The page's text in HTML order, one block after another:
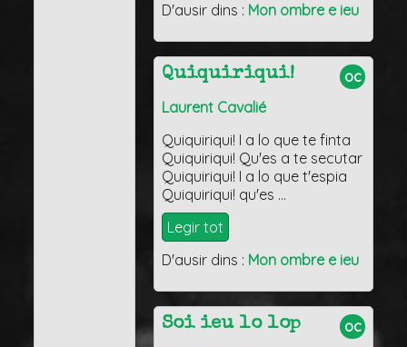
D'ausir dins : Mon ombre e ieu
oc
Quiquiriqui!
Laurent Cavalié
Quiquiriqui! I a lo que te finta
Quiquiriqui! Qu'es a te secutar
Quiquiriqui! I a lo que t'espia
Quiquiriqui! qu'es …
Legir tot
D'ausir dins : Mon ombre e ieu
oc
Soi ieu lo lop